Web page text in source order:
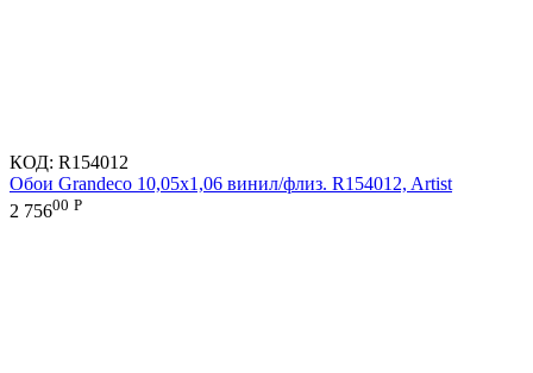
КОД: R154012
Обои Grandeco 10,05х1,06 винил/флиз. R154012, Artist
2 75600 Р